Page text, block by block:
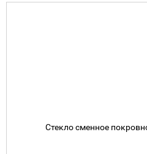
Стекло сменное